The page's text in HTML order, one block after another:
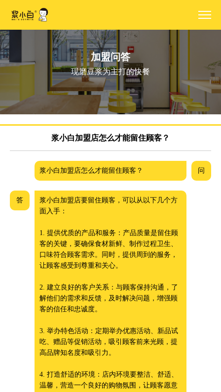
加盟问答
现磨豆浆为主打的快餐
浆小白加盟店怎么才能留住顾客？
问
浆小白加盟店怎么才能留住顾客？
答
浆小白加盟店要留住顾客，可以从以下几个方
面入手：
1. 提供优质的产品和服务：产品质量是留住顾
客的关键，要确保食材新鲜、制作过程卫生、
口味符合顾客需求。同时，提供周到的服务，
让顾客感受到尊重和关心。
2. 建立良好的客户关系：与顾客保持沟通，了
解他们的需求和反馈，及时解决问题，增强顾
客的信任和忠诚度。
3. 举办特色活动：定期举办优惠活动、新品试
吃、赠品等促销活动，吸引顾客前来光顾，提
高品牌知名度和吸引力。
4. 打造舒适的环境：店内环境要整洁、舒适、
温馨，营造一个良好的购物氛围，让顾客愿意